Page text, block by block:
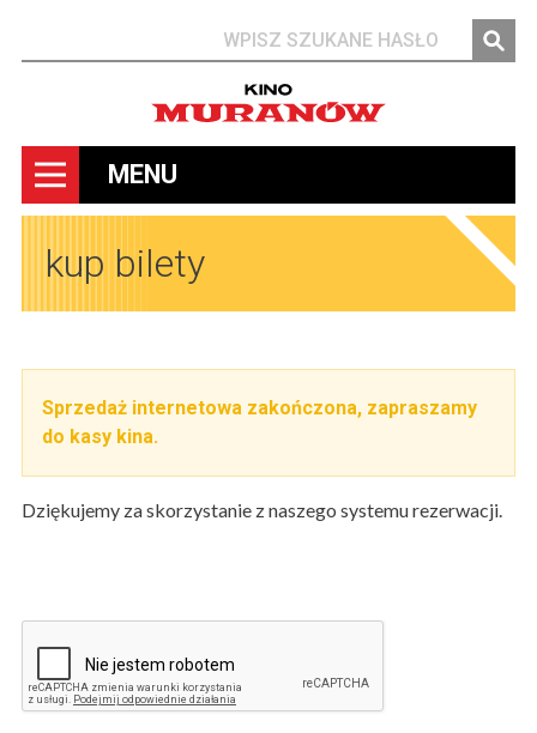
MENU
kup bilety
Sprzedaż internetowa zakończona, zapraszamy
do kasy kina.
Dziękujemy za skorzystanie z naszego systemu rezerwacji.